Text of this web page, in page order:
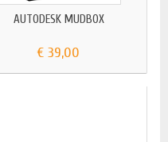
AUTODESK MUDBOX
€ 39,00